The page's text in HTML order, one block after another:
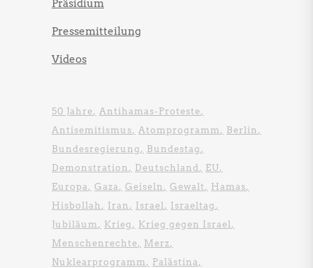
Präsidium
Pressemitteilung
Videos
50 Jahre
Antihamas-Proteste
Antisemitismus
Atomprogramm
Berlin
Bundesregierung
Bundestag
Demonstration
Deutschland
EU
Europa
Gaza Geiseln Gewalt
Hamas
Hisbollah
Iran Israel
Israeltag
Jubiläum
Krieg
Krieg gegen Israel
Menschenrechte
Merz
Nuklearprogramm
Palästina